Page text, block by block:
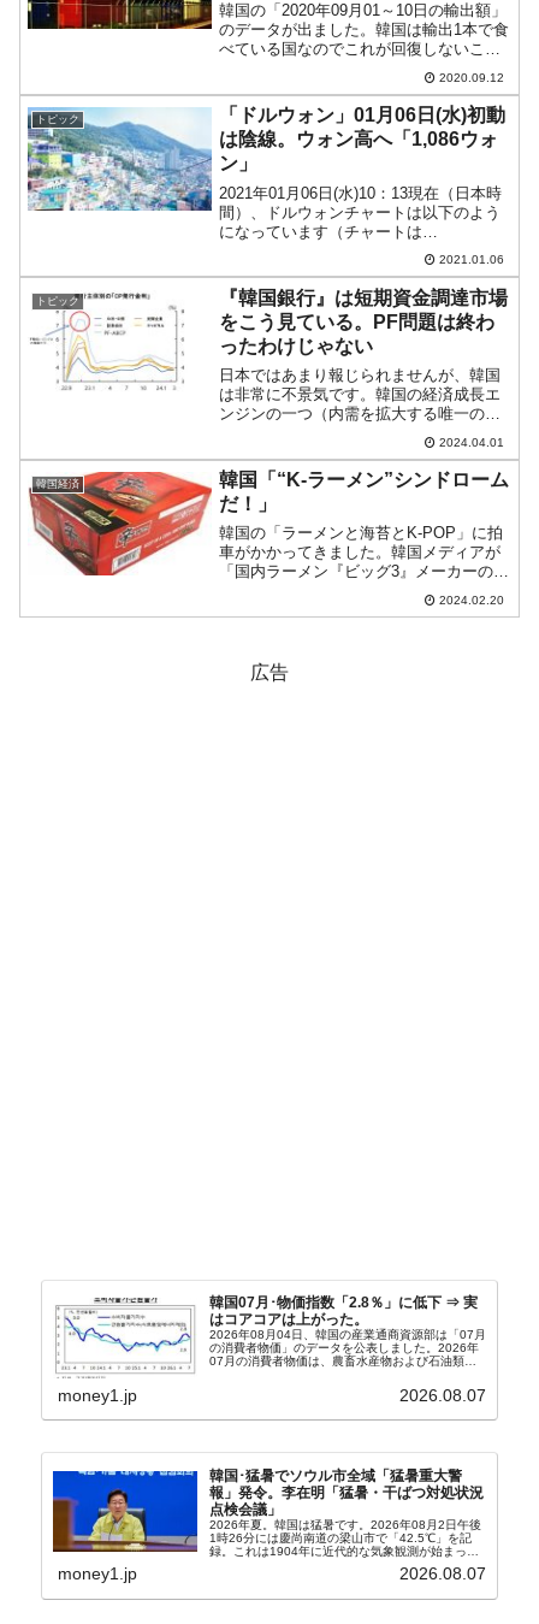
韓国の「2020年09月01～10日の輸出額」
のデータが出ました。韓国は輸出1本で食
べている国なのでこれが回復しないこと
には経済は良くなりません。ところが、
「第3四半期にはV字回復の端緒をつかむ
ぞ」という政府の期待どおりには全くい
っていませ...
2020.09.12
トピック
「ドルウォン」01月06日(水)初動
は陰線。ウォン高へ「1,086ウォ
ン」
2021年01月06日(水)10：13現在（日本時
間）、ドルウォンチャートは以下のよう
になっています（チャートは
『Investing.com』より引用：以下同）。
陰線でウォン高進行です。ローソク足1本
が1分間の値動きを示す「1分足」で見る
と...
2021.01.06
トピック
『韓国銀行』は短期資金調達市場
をこう見ている。PF問題は終わ
ったわけじゃない
日本ではあまり報じられませんが、韓国
は非常に不景気です。韓国の経済成長エ
ンジンの一つ（内需を拡大する唯一のエ
ンジン）である「不動産市場」が低迷し
ていることからも明らかで、建設会社は
流動性に問題を来したところからバタバ
タと倒れています。韓国第...
2024.04.01
韓国経済
韓国「“K-ラーメン”シンドローム
だ！」
韓国の「ラーメンと海苔とK-POP」に拍
車がかかってきました。韓国メディアが
「国内ラーメン『ビッグ3』メーカーの
『農心』『三養食品』『オトギ』が『K
ラーメン』シンドロームを起こし、過去
2024.02.20
広告
韓国07月･物価指数「2.8％」に低下 ⇒ 実
はコアコアは上がった。
2026年08月04日、韓国の産業通商資源部は「07月
の消費者物価」のデータを公表しました。2026年
07月の消費者物価は、農畜水産物および石油類の
2.8％上昇（06月は3.2％）となり、上昇率は前...
money1.jp 2026.08.07
韓国･猛暑でソウル市全域「猛暑重大警
報」発令。李在明「猛暑・干ばつ対処状況
点検会議」
2026年夏。韓国は猛暑です。2026年08月2日午後
1時26分には慶尚南道の梁山市で「42.5℃」を記
録。これは1904年に近代的な気象観測が始まって
ウル市全域への「猛暑重大警報」が発令され...
money1.jp 2026.08.07